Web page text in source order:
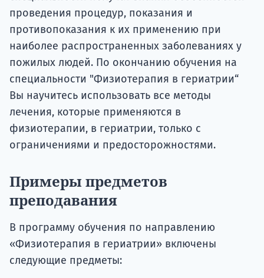
проведения процедур, показания и
противопоказания к их применению при
наиболее распространенных заболеваниях у
пожилых людей. По окончанию обучения на
специальности "Физиотерапия в гериатрии“
Вы научитесь использовать все методы
лечения, которые применяются в
физиотерапии, в гериатрии, только с
ограничениями и предосторожностями.
Примеры предметов
преподавания
В программу обучения по направлению
«Физиотерапия в гериатрии» включены
следующие предметы: